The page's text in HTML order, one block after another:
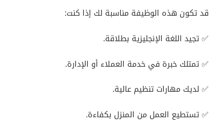
قد تكون هذه الوظيفة مناسبة لك إذا كنت:
✅ تجيد اللغة الإنجليزية بطلاقة.
✅ تمتلك خبرة في خدمة العملاء أو الإدارة.
✅ لديك مهارات تنظيم عالية.
✅ تستطيع العمل من المنزل بكفاءة.